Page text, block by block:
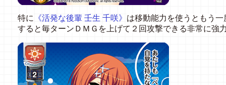
特に 《活発な後輩 壬生 千咲》 は移動能力を使うともう
すると毎ターンＤＭＧを上げて２回攻撃できる非常に強